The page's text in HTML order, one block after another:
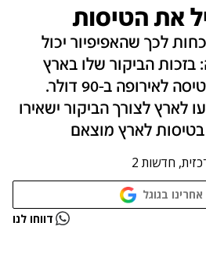
את הטיסות
לכך שהאפיפיור יכול
בזכות הביקור שלו בארץ
תוכלו להשיג כרטיסי טיסה לאירופה ב-90 דולר.
לארץ לצורך הביקור ישאירו
לארץ מוצאם
חדשות 2
בגוגל
בבעיה דווחו לנו